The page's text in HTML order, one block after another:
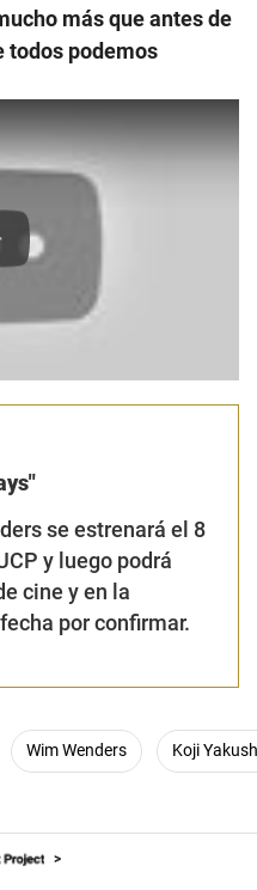
más que antes de
todos podemos
se estrenará el 8
y luego podrá
cine y en la
por confirmar.
Wim Wenders Koji